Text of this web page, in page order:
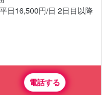
日16,500円/日 2日目以降
電話する